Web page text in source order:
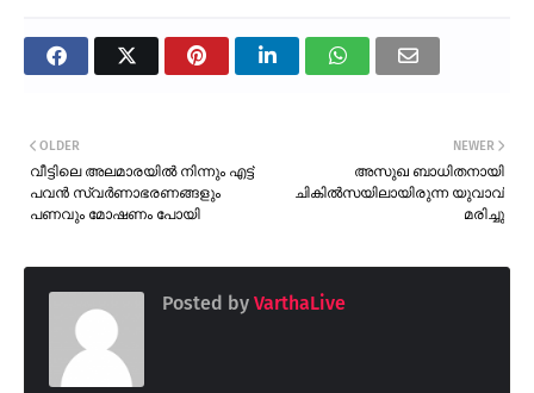
NEWER
അസുഖ ബാധിതനായി
ചികിൽസയിലായിരുന്ന യുവാവ്
മരിച്ചു
OLDER
വീട്ടിലെ അലമാരയിൽ നിന്നും എട്ട്
പവൻ സ്വർണാഭരണങ്ങളും
പണവും മോഷണം പോയി
Posted by VarthaLive